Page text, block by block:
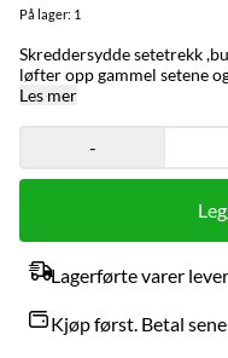
På lager: 1
Skreddersydde setetrekk
løfter opp gammel setene
Les mer
-
Lagerførte varer
Kjøp først. Betal